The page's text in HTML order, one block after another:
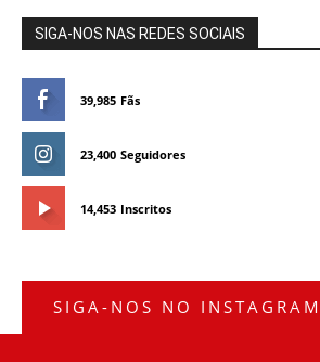
SIGA-NOS NAS REDES SOCIAIS
39,985 Fãs
23,400 Seguidores
14,453 Inscritos
SIGA-NOS NO INSTAGRAM